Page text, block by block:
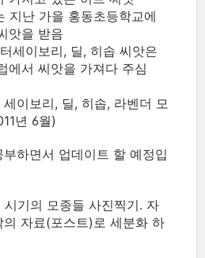
지난 가을 홍동초등학교에
앗을 받음
세이보리, 딜, 히솝 씨앗은
에서 씨앗을 가져다 주심
세이보리, 딜, 히솝, 라벤더 모
년 6월)
하면서 업데이트 할 예정입
기의 모종들 사진찍기. 자
자료(포스트)로 세분화 하